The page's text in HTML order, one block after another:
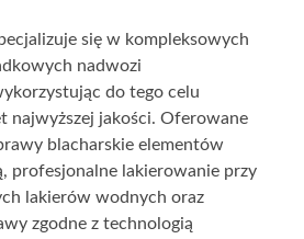
się w kompleksowych
nadwozi
do tego celu
najwyższej jakości. Oferowane
blacharskie elementów
profesjonalne lakierowanie przy
lakierów wodnych oraz
zgodne z technologią